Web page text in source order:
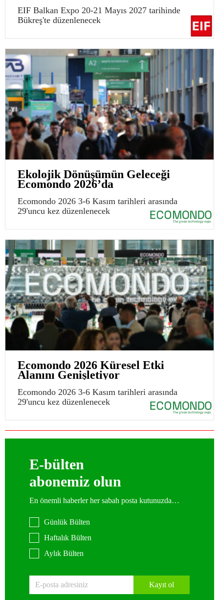
EIF Balkan Expo 20-21 Mayıs 2027 tarihinde
Bükreş'te düzenlenecek
Ekolojik Dönüşümün Geleceği
Ecomondo 2026’da
Ecomondo 2026 3-6 Kasım tarihleri arasında
29'uncu kez düzenlenecek
Ecomondo 2026 Küresel Etki
Alanını Genişletiyor
Ecomondo 2026 3-6 Kasım tarihleri arasında
29'uncu kez düzenlenecek
E-bülten
abonemiz olun
En önemli haberler her sabah posta kutunuzda…
Günlük Bülten
Haftalık Bülten
Aylık Bülten
Kayıt ol